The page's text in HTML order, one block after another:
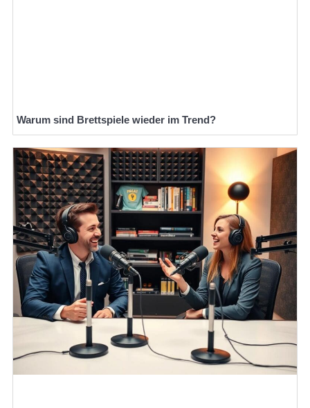
Warum sind Brettspiele wieder im Trend?